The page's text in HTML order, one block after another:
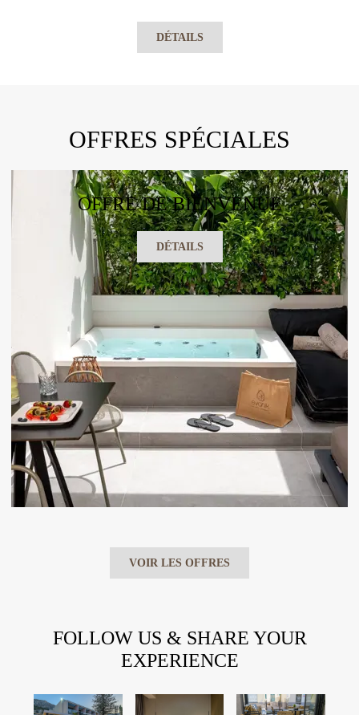
DÉTAILS
OFFRES SPÉCIALES
OFFRE DE BIENVENUE
DÉTAILS
VOIR LES OFFRES
FOLLOW US & SHARE YOUR
EXPERIENCE